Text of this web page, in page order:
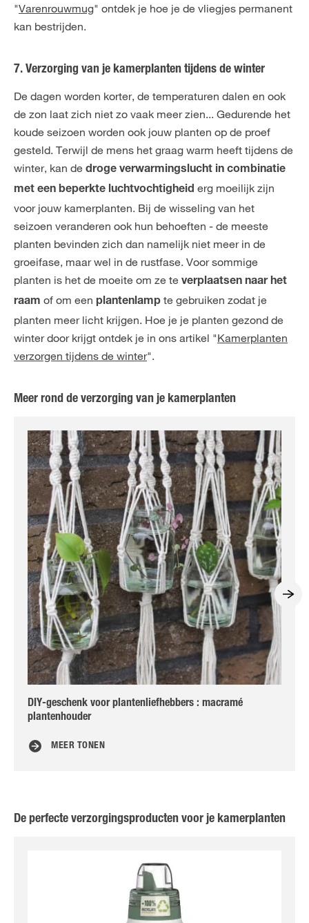
"Varenrouwmug" ontdek je hoe je de vliegjes permanent
kan bestrijden.
7. Verzorging van je kamerplanten tijdens de winter
De dagen worden korter, de temperaturen dalen en ook
de zon laat zich niet zo vaak meer zien... Gedurende het
koude seizoen worden ook jouw planten op de proef
gesteld. Terwijl de mens het graag warm heeft tijdens de
winter, kan de droge verwarmingslucht in combinatie
met een beperkte luchtvochtigheid erg moeilijk zijn
voor jouw kamerplanten. Bij de wisseling van het
seizoen veranderen ook hun behoeften - de meeste
planten bevinden zich dan namelijk niet meer in de
groeifase, maar wel in de rustfase. Voor sommige
planten is het de moeite om ze te verplaatsen naar het
raam of om een plantenlamp te gebruiken zodat je
planten meer licht krijgen. Hoe je je planten gezond de
winter door krijgt ontdek je in ons artikel "Kamerplanten
verzorgen tijdens de winter".
Meer rond de verzorging van je kamerplanten
DIY-geschenk voor plantenliefhebbers : macramé
plantenhouder
MEER TONEN
De perfecte verzorgingsproducten voor je kamerplanten